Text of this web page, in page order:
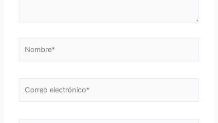
electrónico*